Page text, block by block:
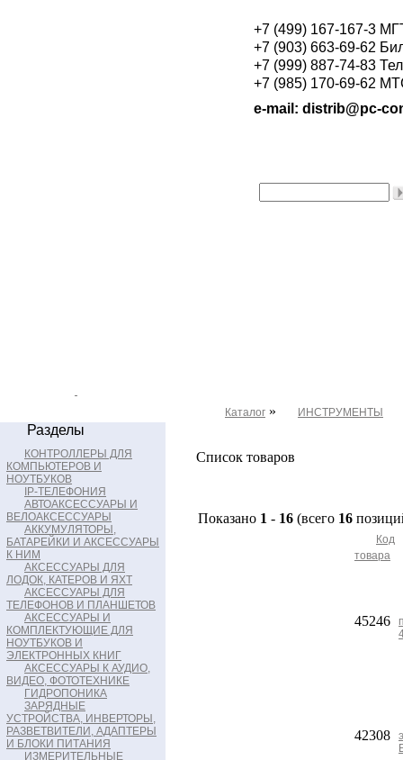
+7 (499) 167-167-3
+7 (903) 663-69-62
+7 (999) 887-74-83
+7 (985) 170-69-62
e-mail: distrib@pc-
Каталог » ИНСТРУМЕНТЫ
Разделы
КОНТРОЛЛЕРЫ ДЛЯ
КОМПЬЮТЕРОВ И
НОУТБУКОВ
IP-ТЕЛЕФОНИЯ
АВТОАКСЕССУАРЫ И
ВЕЛОАКСЕССУАРЫ
АККУМУЛЯТОРЫ,
БАТАРЕЙКИ И АКСЕССУАРЫ
К НИМ
АКСЕССУАРЫ ДЛЯ
ЛОДОК, КАТЕРОВ И ЯХТ
АКСЕССУАРЫ ДЛЯ
ТЕЛЕФОНОВ И ПЛАНШЕТОВ
АКСЕССУАРЫ И
КОМПЛЕКТУЮЩИЕ ДЛЯ
НОУТБУКОВ И
ЭЛЕКТРОННЫХ КНИГ
АКСЕССУАРЫ К АУДИО,
ВИДЕО, ФОТОТЕХНИКЕ
ГИДРОПОНИКА
ЗАРЯДНЫЕ
УСТРОЙСТВА, ИНВЕРТОРЫ,
РАЗВЕТВИТЕЛИ, АДАПТЕРЫ
И БЛОКИ ПИТАНИЯ
ИЗМЕРИТЕЛЬНЫЕ
Список товаров
Показано 1 - 16 (всего 16
Код
товара
45246
42308